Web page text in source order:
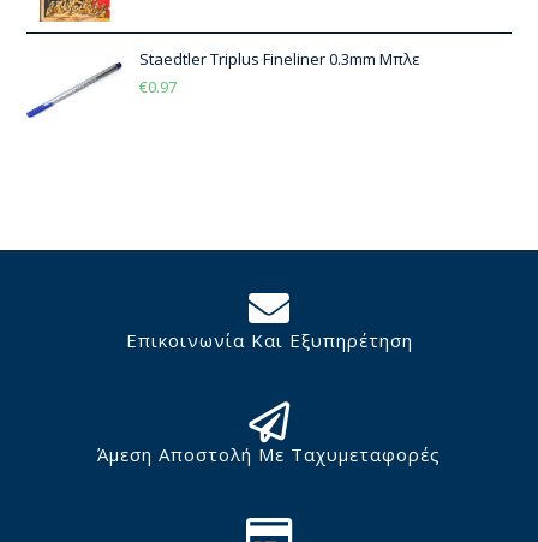
Staedtler Triplus Fineliner 0.3mm Μπλε
€0.97
Επικοινωνία Και Εξυπηρέτηση
Άμεση Αποστολή Με Ταχυμεταφορές